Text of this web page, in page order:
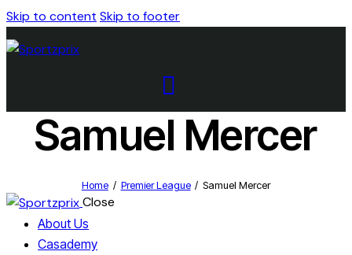
Skip to content Skip to footer
Samuel Mercer
Home Premier League Samuel Mercer
Close
About Us
Casademy